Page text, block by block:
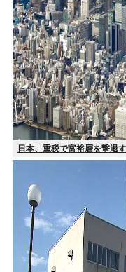
日本、重税で富裕層を撃退